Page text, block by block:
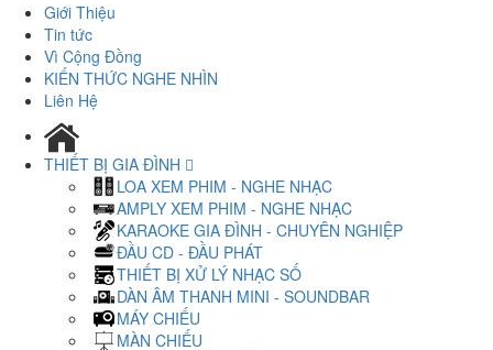
Giới Thiệu
Tin tức
Vì Cộng Đồng
KIẾN THỨC NGHE NHÌN
Liên Hệ
THIẾT BỊ GIA ĐÌNH
LOA XEM PHIM - NGHE NHẠC
AMPLY XEM PHIM - NGHE NHẠC
KARAOKE GIA ĐÌNH - CHUYÊN NGHIỆP
ĐẦU CD - ĐẦU PHÁT
THIẾT BỊ XỬ LÝ NHẠC SỐ
DÀN ÂM THANH MINI - SOUNDBAR
MÁY CHIẾU
MÀN CHIẾU